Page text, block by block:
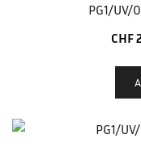
PG1/UV/
CHF